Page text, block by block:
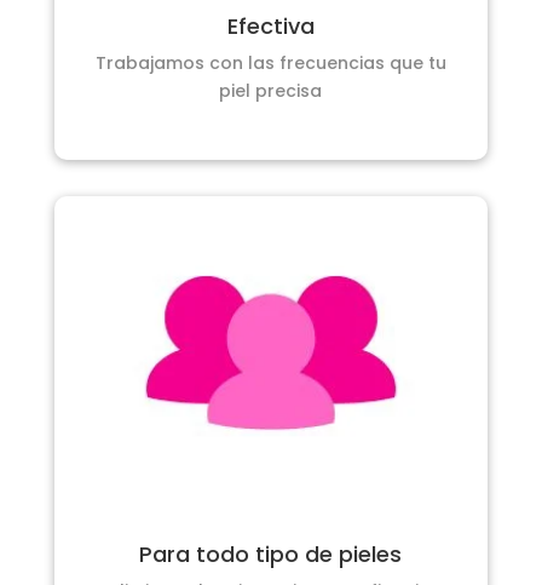
Efectiva
Trabajamos con las frecuencias que tu
piel precisa
Para todo tipo de pieles